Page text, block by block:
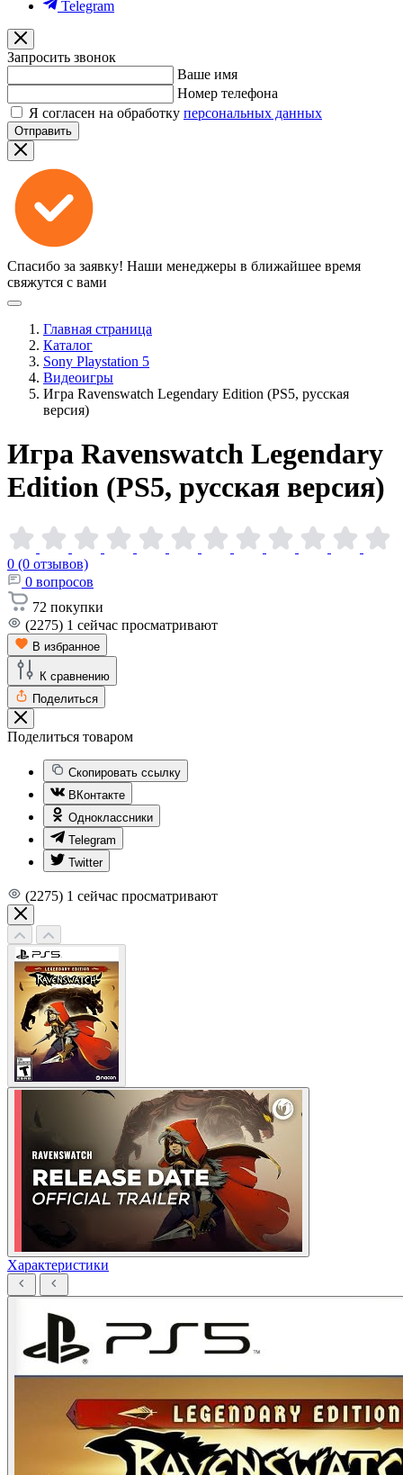
Telegram
Запросить звонок
Ваше имя
Номер телефона
Я согласен на обработку персональных данных
Отправить
Спасибо за заявку! Наши менеджеры в ближайшее время
свяжутся с вами
Главная страница
Каталог
Sony Playstation 5
Видеоигры
Игра Ravenswatch Legendary Edition (PS5, русская
версия)
Игра Ravenswatch Legendary
Edition (PS5, русская версия)
0 (0 отзывов)
0 вопросов
72 покупки
(2275) 1 сейчас просматривают
В избранное
К сравнению
Поделиться
Поделиться товаром
Скопировать ссылку
ВКонтакте
Одноклассники
Telegram
Twitter
(2275) 1 сейчас просматривают
Характеристики